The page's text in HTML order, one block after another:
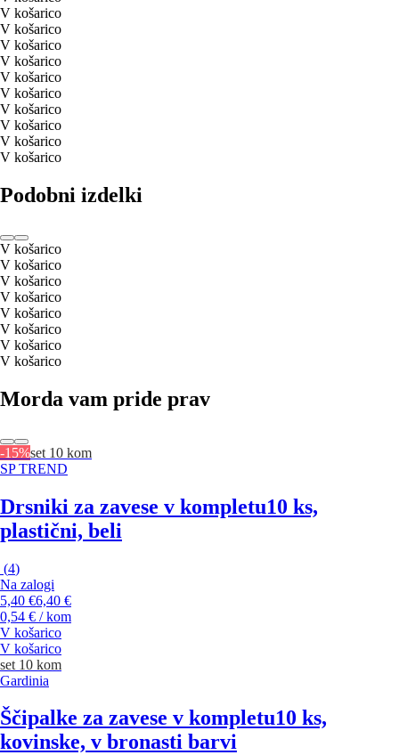
V košarico
V košarico
V košarico
V košarico
V košarico
V košarico
V košarico
V košarico
V košarico
V košarico
Podobni izdelki
V košarico
V košarico
V košarico
V košarico
V košarico
V košarico
V košarico
V košarico
Morda vam pride prav
-15%set 10 kom
SP TREND
Drsniki za zavese v kompletu10 ks,
plastični, beli
(4)
Na zalogi
5,40 €6,40 €
0,54 € / kom
V košarico
V košarico
set 10 kom
Gardinia
Ščipalke za zavese v kompletu10 ks,
kovinske, v bronasti barvi